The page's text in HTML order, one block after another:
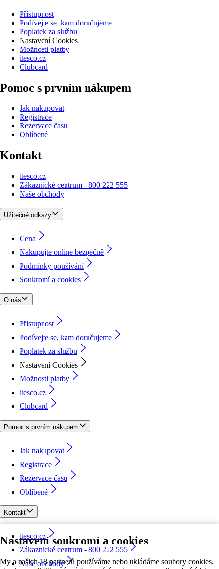
Nastavení soukromí a cookies
My a našich 18 partnerů používáme nebo ukládáme soubory cookies,
Přístupnost
Podívejte se, kam doručujeme
Poplatek za službu
Nastavení Cookies
Možnosti platby
itesco.cz
Clubcard
Pomoc s prvním nákupem
Jak nakupovat
Registrace
Rezervace času
Oblíbené
Kontakt
itesco.cz
Zákaznické centrum - 800 222 555
Naše obchody
Užitečné odkazy
Cena
Nakupujte online bezpečně
Podmínky používání
Soukromí a cookies
O nás
Přístupnost
Podívejte se, kam doručujeme
Poplatek za službu
Nastavení Cookies
Možnosti platby
itesco.cz
Clubcard
Pomoc s prvním nákupem
Jak nakupovat
Registrace
Rezervace času
Oblíbené
Kontakt
itesco.cz
Zákaznické centrum - 800 222 555
Naše obchody